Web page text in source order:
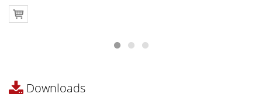
Downloads